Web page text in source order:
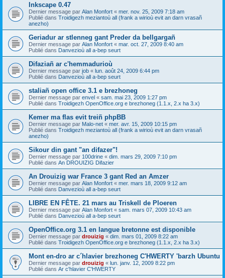
Inkscape 0.47
Dernier message par Alan Monfort « mer. nov. 25, 2009 7:18 am
Publié dans Troidigezh meziantoù all (frank a wirioù evit an darn vrasañ
anezho)
Geriadur ar stlenneg gant Preder da bellgargañ
Dernier message par Alan Monfort « mar. oct. 27, 2009 8:40 am
Publié dans Danvezioù all a-bep seurt
Difaziañ ar c'hemmadurioù
Dernier message par job « lun. août 24, 2009 6:44 pm
Publié dans Danvezioù all a-bep seurt
staliañ open office 3.1 e brezhoneg
Dernier message par envel « sam. mai 23, 2009 1:27 pm
Publié dans Troidigezh OpenOffice.org e brezhoneg (1.1.x, 2.x ha 3.x)
Kemer ma flas evit treiñ phpBB
Dernier message par Malo-net « mer. avr. 15, 2009 10:15 pm
Publié dans Troidigezh meziantoù all (frank a wirioù evit an darn vrasañ
anezho)
Sikour din gant "an difazer"!
Dernier message par 100drine « dim. mars 29, 2009 7:10 pm
Publié dans An DROUIZIG Difazier
An Drouizig war France 3 gant Red an Amzer
Dernier message par Alan Monfort « mer. mars 18, 2009 9:12 am
Publié dans Danvezioù all a-bep seurt
LIBRE EN FÊTE. 21 mars au Triskell de Ploeren
Dernier message par Alan Monfort « sam. mars 07, 2009 10:43 am
Publié dans Danvezioù all a-bep seurt
OpenOffice.org 3.1 en langue bretonne est disponible
Dernier message par drouizig « dim. mars 01, 2009 8:22 am
Publié dans Troidigezh OpenOffice.org e brezhoneg (1.1.x, 2.x ha 3.x)
Mont en-dro ar c´hlavier brezhoneg C'HWERTY 'barzh Ubuntu
Dernier message par drouizig « lun. janv. 12, 2009 8:22 pm
Publié dans Ar c'hlavier C'HWERTY